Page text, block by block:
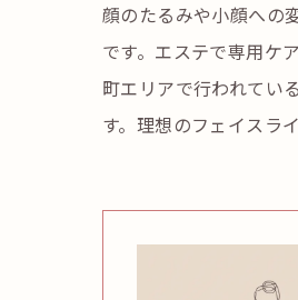
顔のたるみや小顔への
です。エステで専用ケ
町エリアで行われてい
す。理想のフェイスラ